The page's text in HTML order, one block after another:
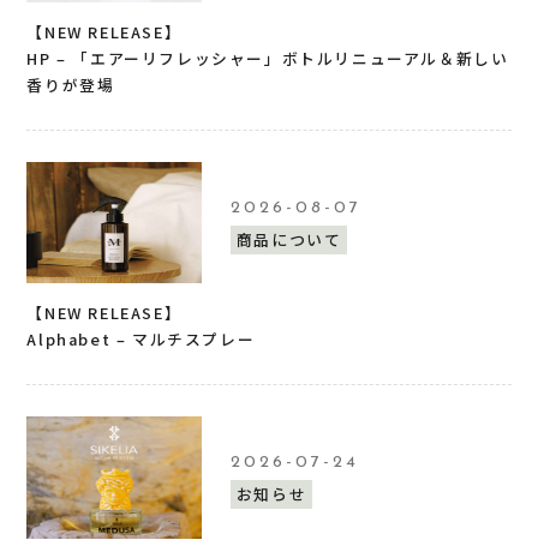
【NEW RELEASE】
HP – 「エアーリフレッシャー」ボトルリニューアル＆新しい
香りが登場
2026-08-07
商品について
【NEW RELEASE】
Alphabet – マルチスプレー
2026-07-24
お知らせ